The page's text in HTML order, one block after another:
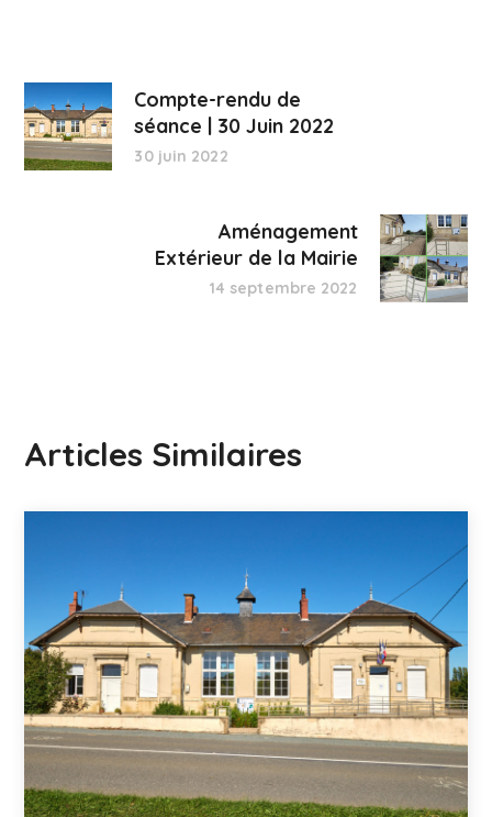
Compte-rendu de
séance | 30 Juin 2022
30 juin 2022
Aménagement
Extérieur de la Mairie
14 septembre 2022
Articles Similaires